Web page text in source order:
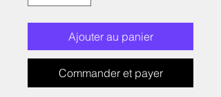
Ajouter au panier
Commander et payer